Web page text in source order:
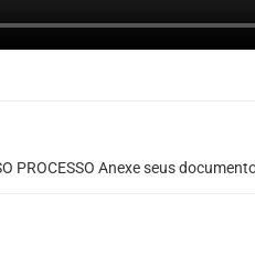
PROCESSO Anexe seus